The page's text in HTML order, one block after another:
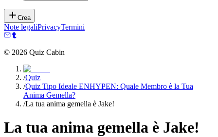
Crea
Note legaliPrivacyTermini
© 2026 Quiz Cabin
/Quiz
/Quiz Tipo Ideale ENHYPEN: Quale Membro è la Tua
Anima Gemella?
/La tua anima gemella è Jake!
La tua anima gemella è Jake!